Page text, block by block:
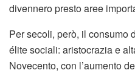
divennero presto aree
Per secoli, però, il consumo
élite sociali: aristocrazia e
Novecento, con l’aumento